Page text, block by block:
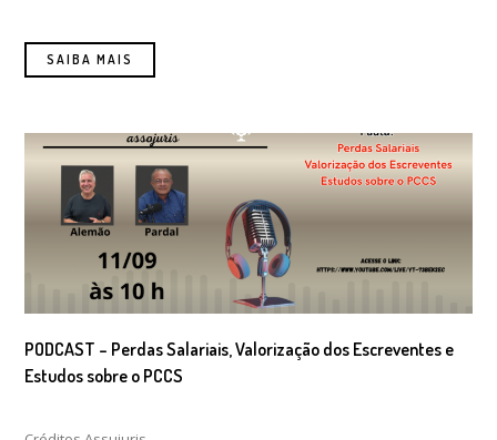
SAIBA MAIS
PODCAST – Perdas Salariais, Valorização dos Escreventes e
Estudos sobre o PCCS